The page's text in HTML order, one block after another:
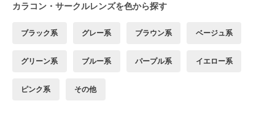
カラコン・サークルレンズを色から探す
ブラック系 グレー系 ブラウン系 ベージュ系
グリーン系 ブルー系 パープル系 イエロー系
ピンク系 その他